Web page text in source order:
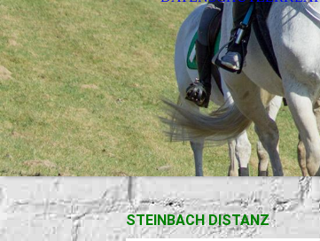
STEINBACH DISTANZ